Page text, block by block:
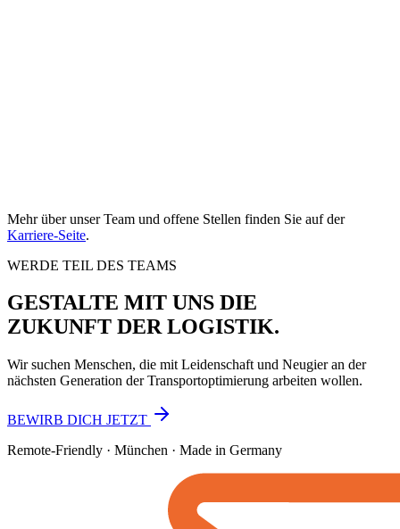
Mehr über unser Team und offene Stellen finden Sie auf der
Karriere-Seite.
WERDE TEIL DES TEAMS
GESTALTE MIT UNS DIE
ZUKUNFT DER LOGISTIK.
Wir suchen Menschen, die mit Leidenschaft und Neugier an der
nächsten Generation der Transportoptimierung arbeiten wollen.
BEWIRB DICH JETZT
Remote-Friendly · München · Made in Germany